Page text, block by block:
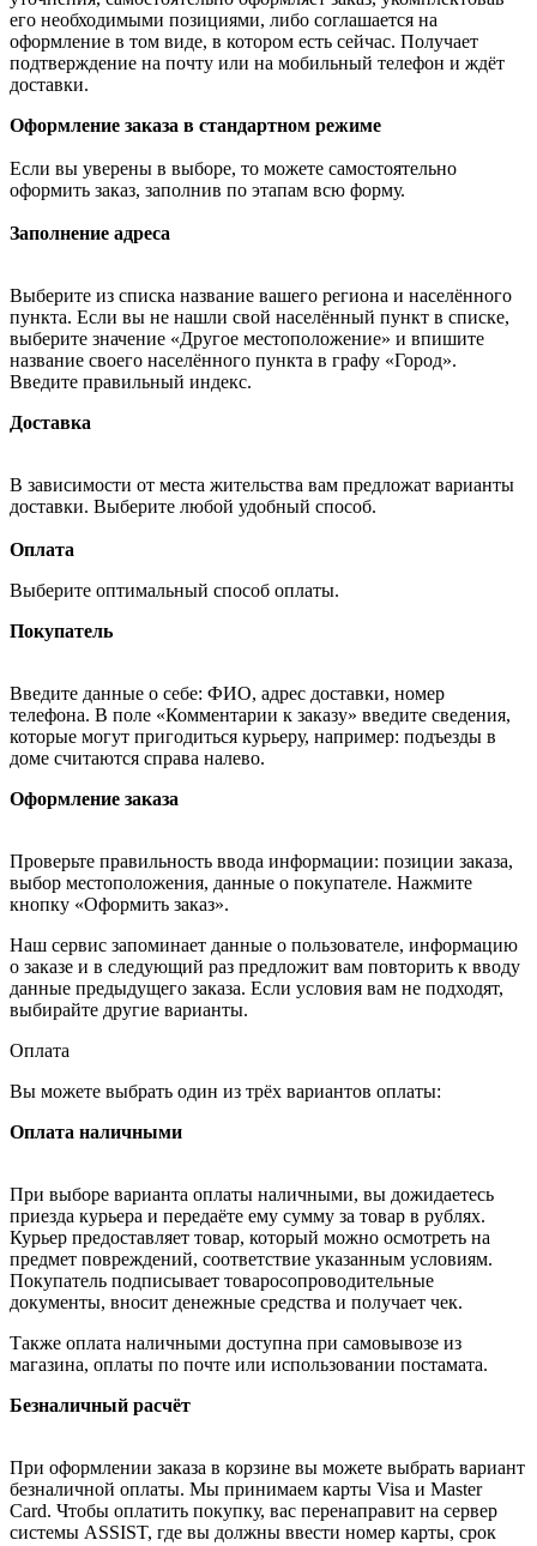
его необходимыми позициями, либо соглашается на
оформление в том виде, в котором есть сейчас. Получает
подтверждение на почту или на мобильный телефон и ждёт
доставки.
Оформление заказа в стандартном режиме
Если вы уверены в выборе, то можете самостоятельно
оформить заказ, заполнив по этапам всю форму.
Заполнение адреса
Выберите из списка название вашего региона и населённого
пункта. Если вы не нашли свой населённый пункт в списке,
выберите значение «Другое местоположение» и впишите
название своего населённого пункта в графу «Город».
Введите правильный индекс.
Доставка
В зависимости от места жительства вам предложат варианты
доставки. Выберите любой удобный способ.
Оплата
Выберите оптимальный способ оплаты.
Покупатель
Введите данные о себе: ФИО, адрес доставки, номер
телефона. В поле «Комментарии к заказу» введите сведения,
которые могут пригодиться курьеру, например: подъезды в
доме считаются справа налево.
Оформление заказа
Проверьте правильность ввода информации: позиции заказа,
выбор местоположения, данные о покупателе. Нажмите
кнопку «Оформить заказ».
Наш сервис запоминает данные о пользователе, информацию
о заказе и в следующий раз предложит вам повторить к вводу
данные предыдущего заказа. Если условия вам не подходят,
выбирайте другие варианты.
Оплата
Вы можете выбрать один из трёх вариантов оплаты:
Оплата наличными
При выборе варианта оплаты наличными, вы дожидаетесь
приезда курьера и передаёте ему сумму за товар в рублях.
Курьер предоставляет товар, который можно осмотреть на
предмет повреждений, соответствие указанным условиям.
Покупатель подписывает товаросопроводительные
документы, вносит денежные средства и получает чек.
Также оплата наличными доступна при самовывозе из
магазина, оплаты по почте или использовании постамата.
Безналичный расчёт
При оформлении заказа в корзине вы можете выбрать вариант
безналичной оплаты. Мы принимаем карты Visa и Master
Card. Чтобы оплатить покупку, вас перенаправит на сервер
системы ASSIST, где вы должны ввести номер карты, срок